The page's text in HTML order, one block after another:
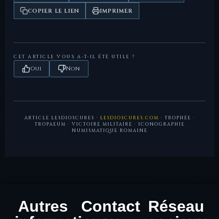
grands monuments triomphaux romains, dont le
Trophée des Alpes.
(Brutus/Costa).
Babelon, E.,Description des Monnaies de la République
républicains.
COPIER LE LIEN IMPRIMER
CET ARTICLE VOUS A-T-IL ÉTÉ UTILE ?
Oui Non
ARTICLE LESDIOSCURES · LESDIOSCURES.COM · TROPHÉE ·
TROPAEUM · VICTOIRE MILITAIRE · ICONOGRAPHIE
NUMISMATIQUE ROMAINE
Autres
Contact Réseau